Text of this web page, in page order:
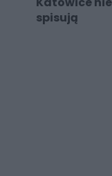
spisują